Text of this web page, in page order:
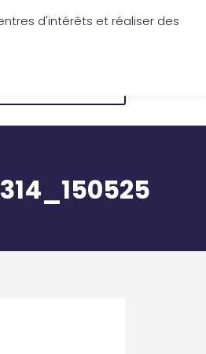
compte CONNEXION
d'intérêts et réaliser des